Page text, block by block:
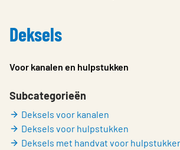
Contact
Belgium - Dutch
Deksels
Voor kanalen en hulpstukken
Subcategorieën
Deksels voor kanalen
Deksels voor hulpstukken
Deksels met handvat voor